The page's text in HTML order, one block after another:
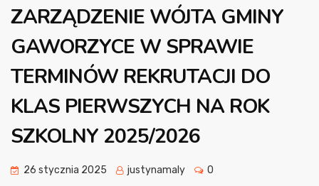
ZARZĄDZENIE WÓJTA GMINY
GAWORZYCE W SPRAWIE
TERMINÓW REKRUTACJI DO
KLAS PIERWSZYCH NA ROK
SZKOLNY 2025/2026
26 stycznia 2025 justynamaly 0